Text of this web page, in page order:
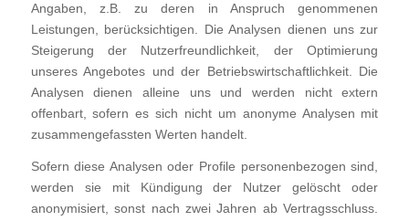
Angaben, z.B. zu deren in Anspruch genommenen
Leistungen, berücksichtigen. Die Analysen dienen uns zur
Steigerung der Nutzerfreundlichkeit, der Optimierung
unseres Angebotes und der Betriebswirtschaftlichkeit. Die
Analysen dienen alleine uns und werden nicht extern
offenbart, sofern es sich nicht um anonyme Analysen mit
zusammengefassten Werten handelt.
Sofern diese Analysen oder Profile personenbezogen sind,
werden sie mit Kündigung der Nutzer gelöscht oder
anonymisiert, sonst nach zwei Jahren ab Vertragsschluss.